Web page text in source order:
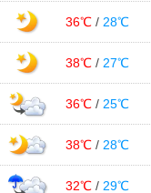
36℃ / 28℃
38℃ / 27℃
36℃ / 25℃
38℃ / 28℃
32℃ / 29℃